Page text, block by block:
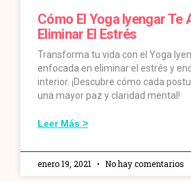
Cómo El Yoga Iyengar Te
Eliminar El Estrés
Transforma tu vida con el Yoga
enfocada en eliminar el estrés y
interior. ¡Descubre cómo cada
una mayor paz y claridad mental!
Leer Más >
enero 19, 2021 No hay comentarios